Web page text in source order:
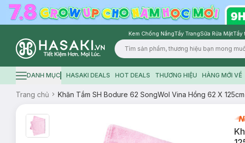
Kem Chống NắngTẩy TrangSữa Rửa MặtTẩy
Logo
Hamburger icon
DANH MỤC HASAKI DEALS HOT DEALS THƯƠNG HIỆU HÀNG MỚI VỀ
Trang chủ Khăn Tắm SH Bodure 62 SongWol Vina Hồng 62 X